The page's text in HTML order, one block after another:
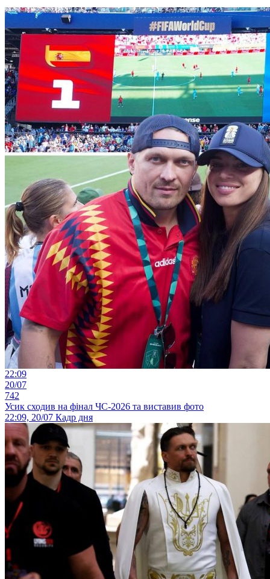
22:09
20/07
742
Усик сходив на фінал ЧС-2026 та виставив фото
22:09, 20/07 Кадр дня